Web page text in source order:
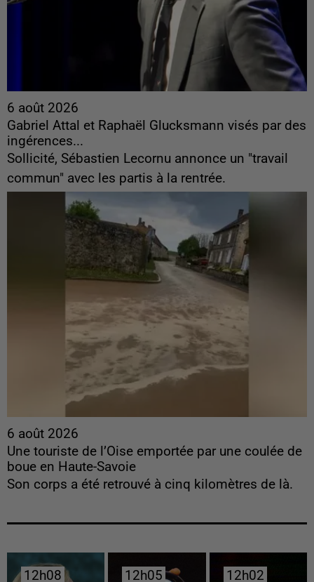
6 août 2026
Gabriel Attal et Raphaël Glucksmann visés par des
ingérences...
Sollicité, Sébastien Lecornu annonce un "travail
commun" avec les partis à la rentrée.
6 août 2026
Une touriste de l’Oise emportée par une coulée de
boue en Haute-Savoie
Son corps a été retrouvé à cinq kilomètres de là.
12h08
12h08 12h05
12h05 12h02
12h02